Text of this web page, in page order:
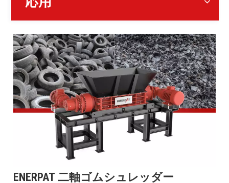
ENERPAT 二軸ゴムシュレッダー